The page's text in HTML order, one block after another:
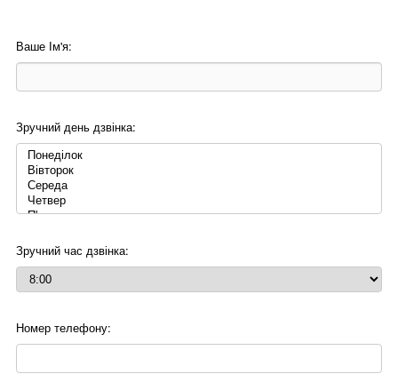
Ваше Ім'я:
Зручний день дзвінка:
Зручний час дзвінка:
Номер телефону: